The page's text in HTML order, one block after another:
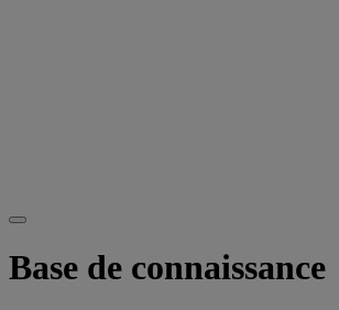
Base de connaissance